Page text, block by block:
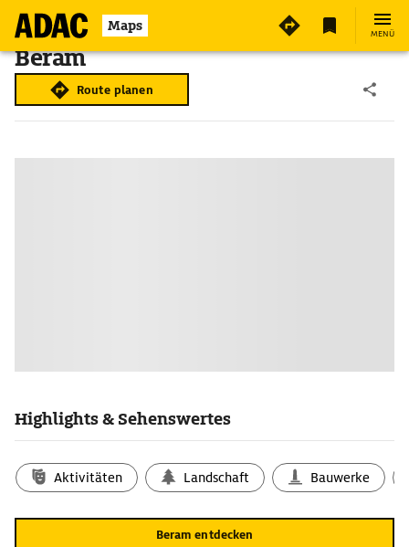
Maps MENÜ
Beram
Route planen
Highlights & Sehenswertes
Aktivitäten Landschaft Bauwerke
Beram entdecken